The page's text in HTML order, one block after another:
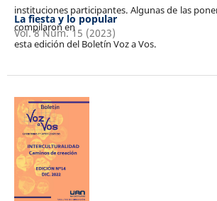
instituciones participantes. Algunas de las
compilaron en
esta edición del Boletín Voz a Vos.
La fiesta y lo popular
Vol. 8 Núm. 15 (2023)